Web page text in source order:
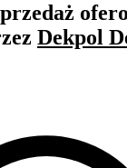
Dekpol